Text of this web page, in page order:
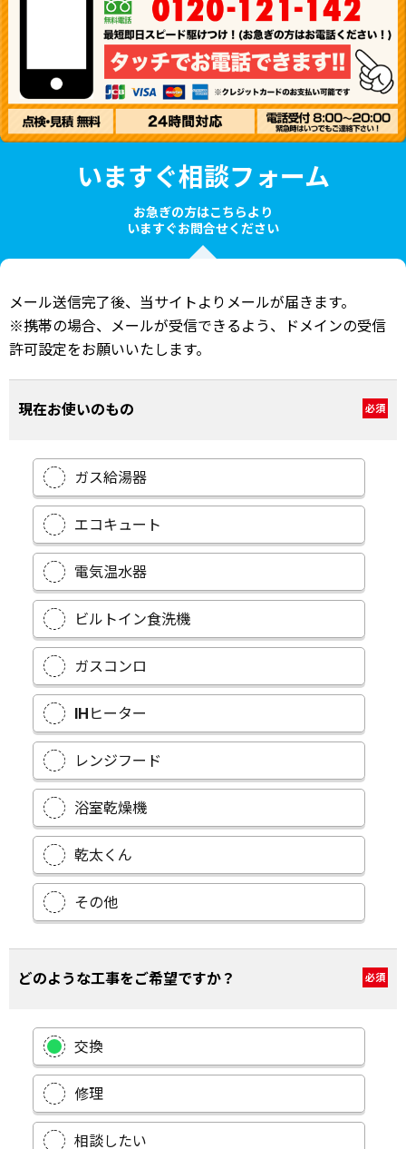
いますぐ相談フォーム
お急ぎの方はこちらより
いますぐお問合せください
メール送信完了後、当サイトよりメールが届きます。
※携帯の場合、メールが受信できるよう、ドメインの受信
許可設定をお願いいたします。
現在お使いのもの 必須
ガス給湯器
エコキュート
電気温水器
ビルトイン食洗機
ガスコンロ
IHヒーター
レンジフード
浴室乾燥機
乾太くん
その他
どのような工事をご希望ですか？ 必須
交換
修理
相談したい